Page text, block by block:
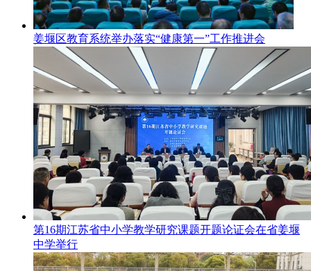
姜堰区教育系统举办落实“健康第一”工作推进会
第16期江苏省中小学教学研究课题开题论证会在省姜堰
中学举行